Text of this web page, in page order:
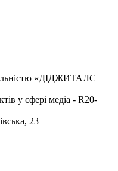
«ДІДЖИТАЛС
у сфері медіа - R20-
23